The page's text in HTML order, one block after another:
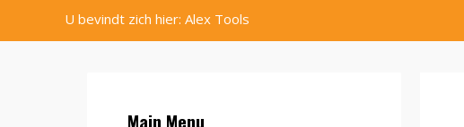
U bevindt zich hier: Alex Tools
Main Menu